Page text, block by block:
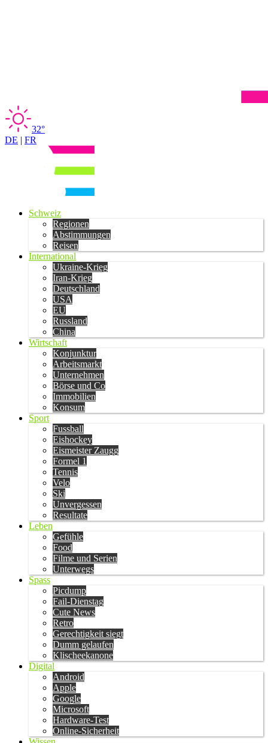
32°
DE | FR
Schweiz
Regionen
Abstimmungen
Reisen
International
Ukraine-Krieg
Iran-Krieg
Deutschland
USA
EU
Russland
China
Wirtschaft
Konjunktur
Arbeitsmarkt
Unternehmen
Börse und Co
Immobilien
Konsum
Sport
Fussball
Eishockey
Eismeister Zaugg
Formel 1
Tennis
Velo
Ski
Unvergessen
Resultate
Leben
Gefühle
Food
Filme und Serien
Unterwegs
Spass
Picdump
Fail-Dienstag
Cute News
Retro
Gerechtigkeit siegt
Dumm gelaufen
Klischeekanone
Digital
Android
Apple
Google
Microsoft
Hardware-Test
Online-Sicherheit